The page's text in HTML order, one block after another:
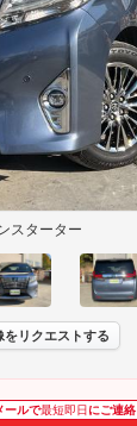
スターター
をリクエストする
ールで最短即日 にご連絡